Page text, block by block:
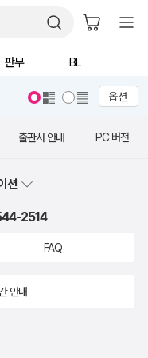
판무 BL
옵션
출판사 안내 PC 버전
션
2514
FAQ
안내